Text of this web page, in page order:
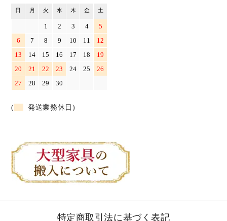
日 月 火 水 木 金 土
1 2 3 4
5
6
7 8 9 10 11
12
13
14 15 16 17 18
19
20
21 22 23 24 25
26
27
28 29 30
( 発送業務休日)
特定商取引法に基づく表記